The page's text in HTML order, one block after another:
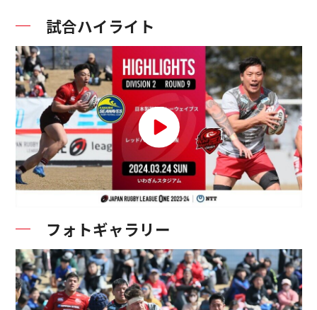
試合ハイライト
フォトギャラリー